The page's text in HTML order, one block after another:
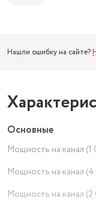
Нашли ошибку на сайте?
Основные
Мощность на канал
Мощность на канал
Мощность на канал